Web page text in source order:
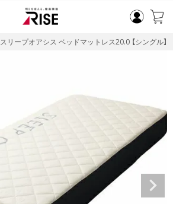
スリープオアシス ベッドマットレス20.0 【シングル】